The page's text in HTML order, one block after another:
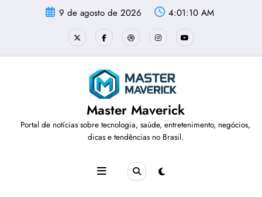
9 de agosto de 2026 4:01:11 AM
Master Maverick
Portal de notícias sobre tecnologia, saúde, entretenimento, negócios,
dicas e tendências no Brasil.